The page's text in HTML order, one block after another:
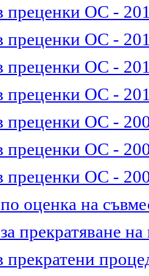
преценки ОС -
преценки ОС -
преценки ОС -
преценки ОС -
преценки ОС -
преценки ОС -
преценки ОС -
оценка на
прекратяване